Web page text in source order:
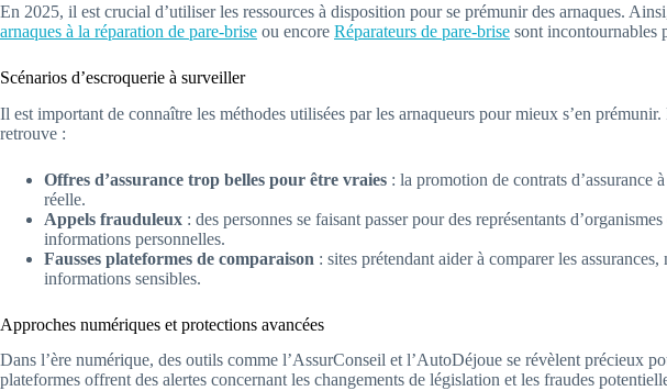
En 2025, il est crucial d’utiliser les ressources à disposition pour se prémunir des arnaques.
arnaques à la réparation de pare-brise ou encore Réparateurs de pare-brise sont incontournables
Scénarios d’escroquerie à surveiller
Il est important de connaître les méthodes utilisées par les arnaqueurs pour mieux s’en
retrouve :
Offres d’assurance trop belles pour être vraies : la promotion de contrats d’assurance
réelle.
Appels frauduleux : des personnes se faisant passer pour des représentants
informations personnelles.
Fausses plateformes de comparaison : sites prétendant aider à comparer les
informations sensibles.
Approches numériques et protections avancées
Dans l’ère numérique, des outils comme l’AssurConseil et l’AutoDéjoue se révèlent précieux
plateformes offrent des alertes concernant les changements de législation et les fraudes